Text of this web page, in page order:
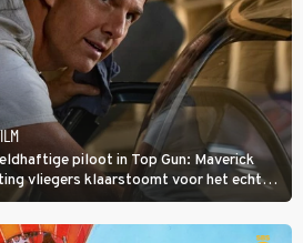
piloot in Top Gun: Maverick
vliegers klaarstoomt voor het echte